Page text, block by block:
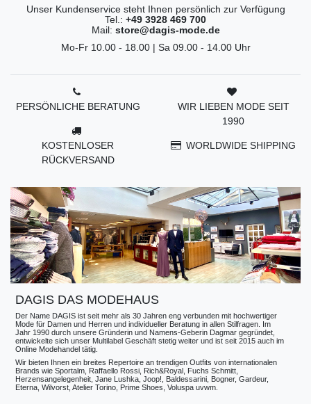
Unser Kundenservice steht Ihnen persönlich zur Verfügung
Tel.: +49 3928 469 700
Mail: store@dagis-mode.de
Mo-Fr 10.00 - 18.00 | Sa 09.00 - 14.00 Uhr
PERSÖNLICHE BERATUNG
KOSTENLOSER
RÜCKVERSAND
WIR LIEBEN MODE SEIT
1990
WORLDWIDE SHIPPING
DAGIS DAS MODEHAUS
Der Name DAGIS ist seit mehr als 30 Jahren eng verbunden mit hochwertiger
Mode für Damen und Herren und individueller Beratung in allen Stilfragen. Im
Jahr 1990 durch unsere Gründerin und Namens-Geberin Dagmar gegründet,
entwickelte sich unser Multilabel Geschäft stetig weiter und ist seit 2015 auch im
Online Modehandel tätig.
Wir bieten Ihnen ein breites Repertoire an trendigen Outfits von internationalen
Brands wie Sportalm, Raffaello Rossi, Rich&Royal, Fuchs Schmitt,
Herzensangelegenheit, Jane Lushka, Joop!, Baldessarini, Bogner, Gardeur,
Eterna, Wilvorst, Atelier Torino, Prime Shoes, Voluspa uvwm.